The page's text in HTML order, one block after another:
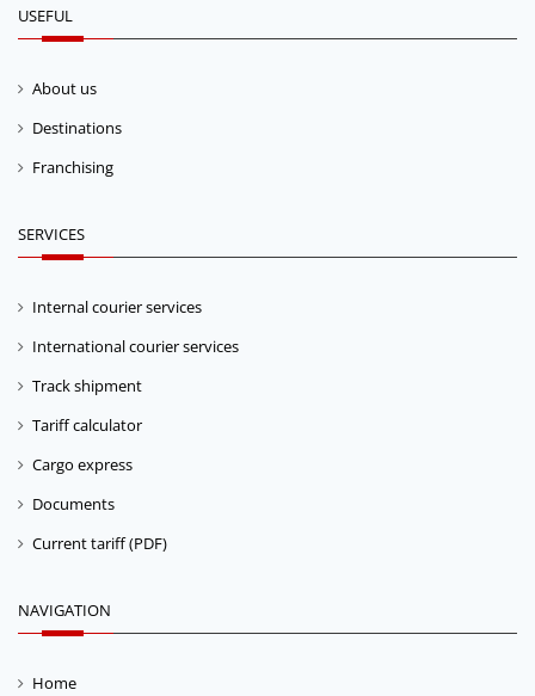
USEFUL
About us
Destinations
Franchising
SERVICES
Internal courier services
International courier services
Track shipment
Tariff calculator
Cargo express
Documents
Current tariff (PDF)
NAVIGATION
Home